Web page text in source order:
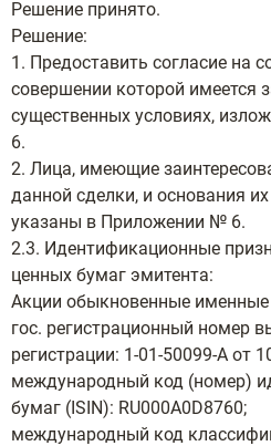
Решение принято.
Решение:
1. Предоставить согласие на
совершении которой имеется
существенных условиях,
6.
2. Лица, имеющие
данной сделки, и основания
указаны в Приложении № 6.
2.3. Идентификационные
ценных бумаг эмитента:
Акции обыкновенные
гос. регистрационный номер
регистрации: 1-01-50099-А от
международный код (номер)
бумаг (ISIN): RU000A0D8760;
международный код